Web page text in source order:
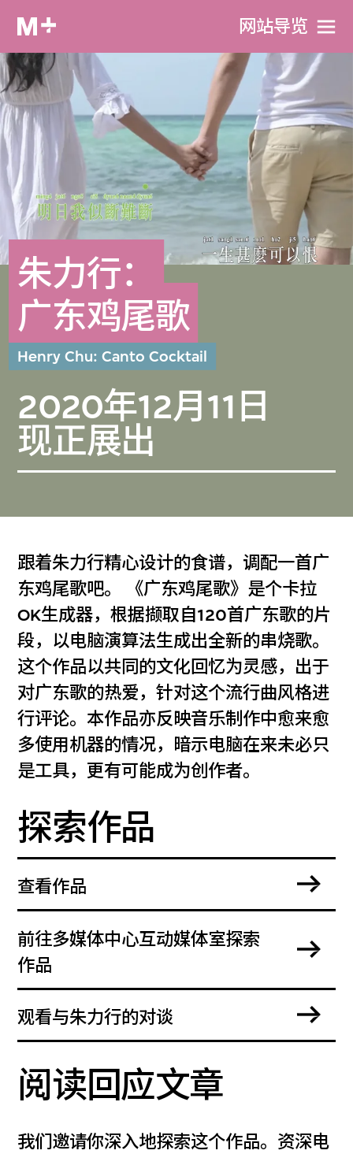
网站导览
朱力行：
广东鸡尾歌
Henry Chu: Canto Cocktail
2020年12月11日
现正展出
跟着朱力行精心设计的食谱，调配一首广
东鸡尾歌吧。 《广东鸡尾歌》是个卡拉
OK生成器，根据撷取自120首广东歌的片
段，以电脑演算法生成出全新的串烧歌。
这个作品以共同的文化回忆为灵感，出于
对广东歌的热爱，针对这个流行曲风格进
行评论。本作品亦反映音乐制作中愈来愈
多使用机器的情况，暗示电脑在来未必只
是工具，更有可能成为创作者。
探索作品
查看作品
前往多媒体中心互动媒体室探索
作品
观看与朱力行的对谈
阅读回应文章
我们邀请你深入地探索这个作品。资深电